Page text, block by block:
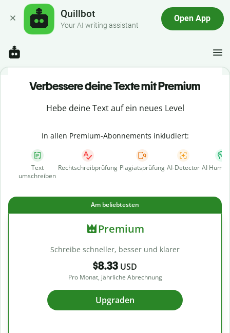
Quillbot
Your AI writing assistant
Open App
Verbessere deine Texte mit Premium
Hebe deine Text auf ein neues Level
In allen Premium-Abonnements inkludiert:
Text
umschreiben
Rechtschreibprüfung Plagiatsprüfung AI-Detector AI
Am beliebtesten
Premium
Schreibe schneller, besser und klarer
$8.33 USD
Pro Monat, jährliche Abrechnung
Upgraden